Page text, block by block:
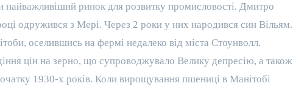
найважливіший ринок для розвитку промисловості. Дмитро
одружився з Мері. Через 2 роки у них народився син Вільям.
оселившись на фермі недалеко від міста Стоунволл.
цін на зерно, що супроводжувало Велику депресію, а також
1930-х років. Коли вирощування пшениці в Манітобі